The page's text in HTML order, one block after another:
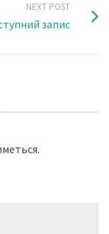
NEXT POST
запис